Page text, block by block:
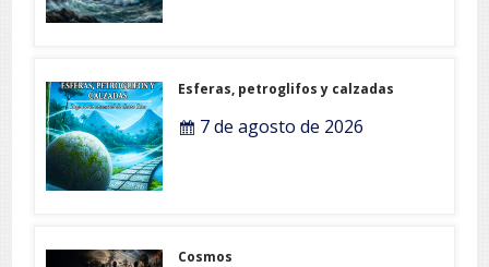
Esferas, petroglifos y calzadas
7 de agosto de 2026
Cosmos